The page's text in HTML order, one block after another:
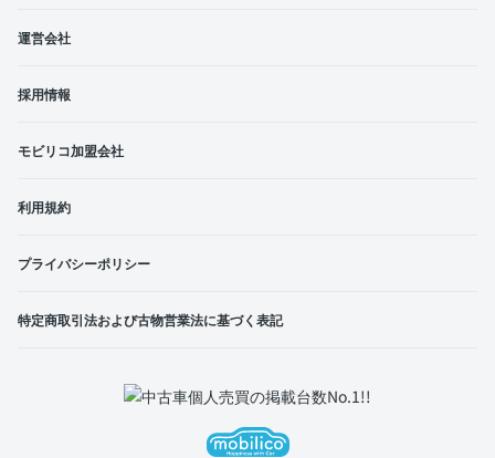
運営会社
採用情報
モビリコ加盟会社
利用規約
プライバシーポリシー
特定商取引法および古物営業法に基づく表記